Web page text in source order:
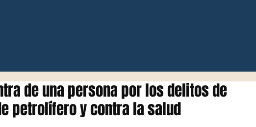
de una persona por los delitos de
petrolífero y contra la salud